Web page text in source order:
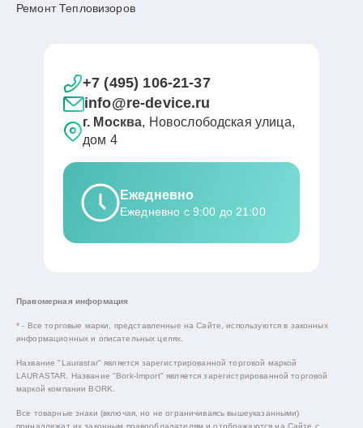
Ремонт Тепловизоров
+7 (495) 106-21-37
info@re-device.ru
г. Москва, Новослободская улица,
дом 4
Ежедневно
Ежедневно с 9:00 до 21:00
Правомерная информация
* - Все торговые марки, представленные на Сайте, используются в законных
информационных и описательных целях.
Название "Laurastar" является зарегистрированной торговой маркой
LAURASTAR. Название "Bork-Import" является зарегистрированной торговой
маркой компании BORK.
Все товарные знаки (включая, но не ограничиваясь вышеуказанными)
принадлежат их законным правообладателям и отображаются на Сайте с